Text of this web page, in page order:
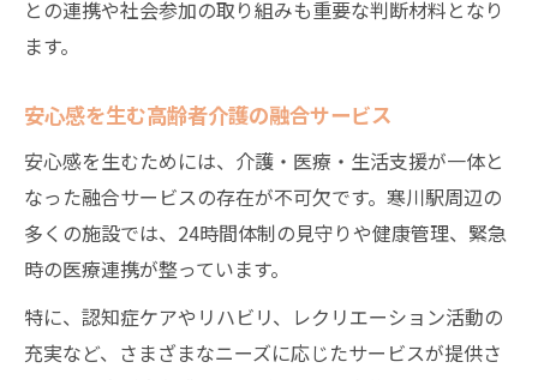
との連携や社会参加の取り組みも重要な判断材料となり
ます。
安心感を生む高齢者介護の融合サービス
安心感を生むためには、介護・医療・生活支援が一体と
なった融合サービスの存在が不可欠です。寒川駅周辺の
多くの施設では、24時間体制の見守りや健康管理、緊急
時の医療連携が整っています。
特に、認知症ケアやリハビリ、レクリエーション活動の
充実など、さまざまなニーズに応じたサービスが提供さ